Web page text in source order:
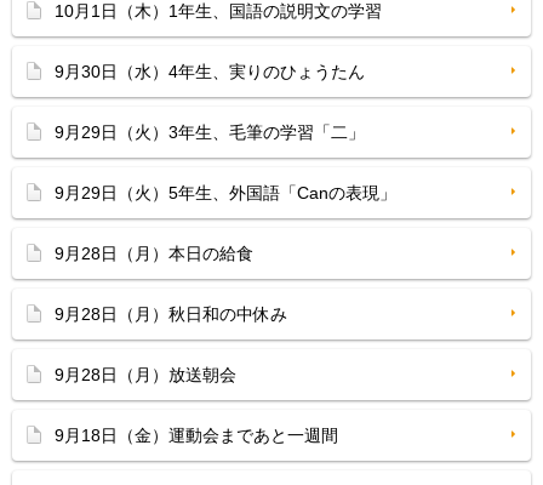
10月1日（木）1年生、国語の説明文の学習
9月30日（水）4年生、実りのひょうたん
9月29日（火）3年生、毛筆の学習「二」
9月29日（火）5年生、外国語「Canの表現」
9月28日（月）本日の給食
9月28日（月）秋日和の中休み
9月28日（月）放送朝会
9月18日（金）運動会まであと一週間